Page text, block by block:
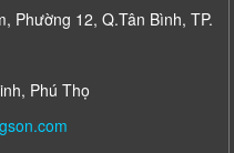
Phường 12, Q.Tân Bình, TP.
Phú Thọ